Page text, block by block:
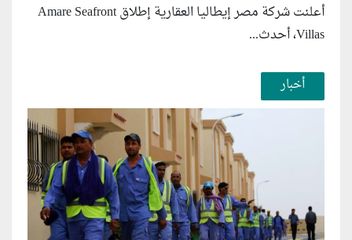
أعلنت شركة مصر إيطاليا العقارية إطلاق Amare Seafront
Villas، أحدث...
أخبار